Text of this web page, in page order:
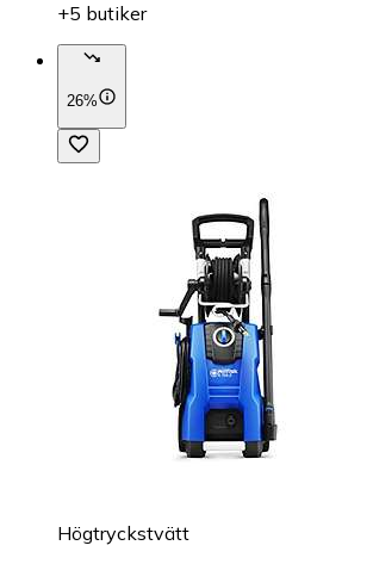
+5 butiker
26%
Högtryckstvätt